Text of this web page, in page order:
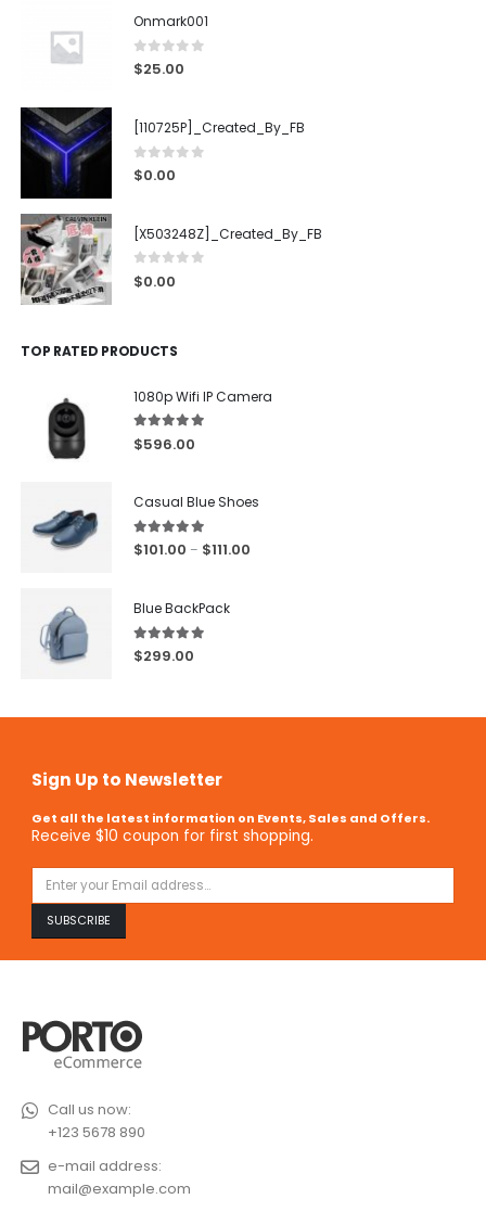
Onmark001
0out of 5
$25.00
[110725P]_Created_By_FB
0out of 5
$0.00
[X503248Z]_Created_By_FB
0 out of 5
$0.00
TOP RATED PRODUCTS
1080p Wifi IP Camera
5.00out of 5
$596.00
Casual Blue Shoes
5.00 out of 5
$101.00 – $111.00
Blue BackPack
5.00out of 5
$299.00
Sign Up to Newsletter
Get all the latest information on Events, Sales and Offers.
Receive $10 coupon for first shopping.
Call us now:
+123 5678 890
e-mail address:
mail@example.com